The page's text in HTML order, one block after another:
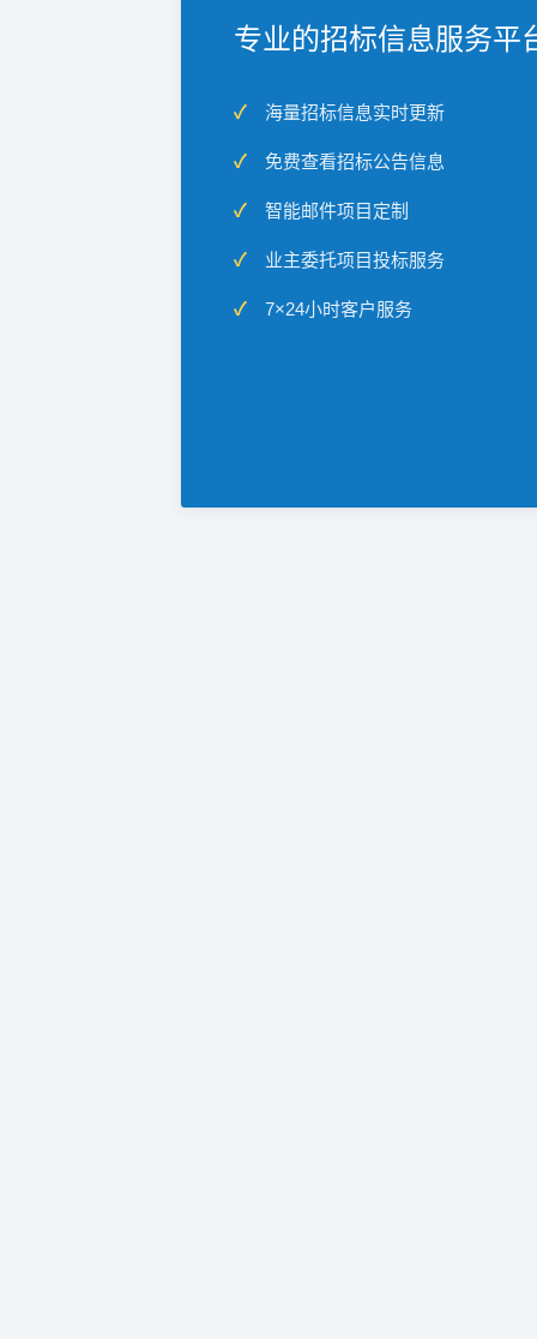
专业的招标信息服务平
海量招标信息实时更新
免费查看招标公告信息
智能邮件项目定制
业主委托项目投标服务
7×24小时客户服务